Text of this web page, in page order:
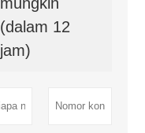
(dalam 12
jam)